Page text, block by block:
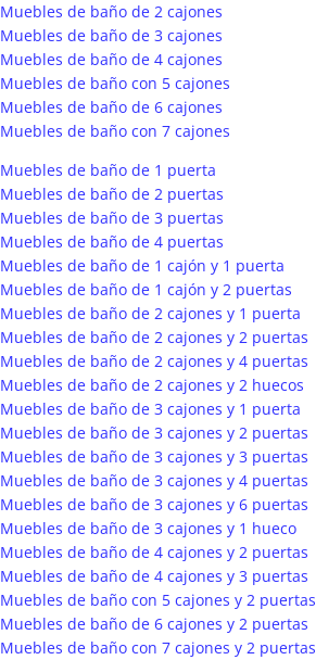
Muebles de baño de 2 cajones
Muebles de baño de 3 cajones
Muebles de baño de 4 cajones
Muebles de baño con 5 cajones
Muebles de baño de 6 cajones
Muebles de baño con 7 cajones
Muebles de baño de 1 puerta
Muebles de baño de 2 puertas
Muebles de baño de 3 puertas
Muebles de baño de 4 puertas
Muebles de baño de 1 cajón y 1 puerta
Muebles de baño de 1 cajón y 2 puertas
Muebles de baño de 2 cajones y 1 puerta
Muebles de baño de 2 cajones y 2 puertas
Muebles de baño de 2 cajones y 4 puertas
Muebles de baño de 2 cajones y 2 huecos
Muebles de baño de 3 cajones y 1 puerta
Muebles de baño de 3 cajones y 2 puertas
Muebles de baño de 3 cajones y 3 puertas
Muebles de baño de 3 cajones y 4 puertas
Muebles de baño de 3 cajones y 6 puertas
Muebles de baño de 3 cajones y 1 hueco
Muebles de baño de 4 cajones y 2 puertas
Muebles de baño de 4 cajones y 3 puertas
Muebles de baño con 5 cajones y 2 puertas
Muebles de baño de 6 cajones y 2 puertas
Muebles de baño con 7 cajones y 2 puertas